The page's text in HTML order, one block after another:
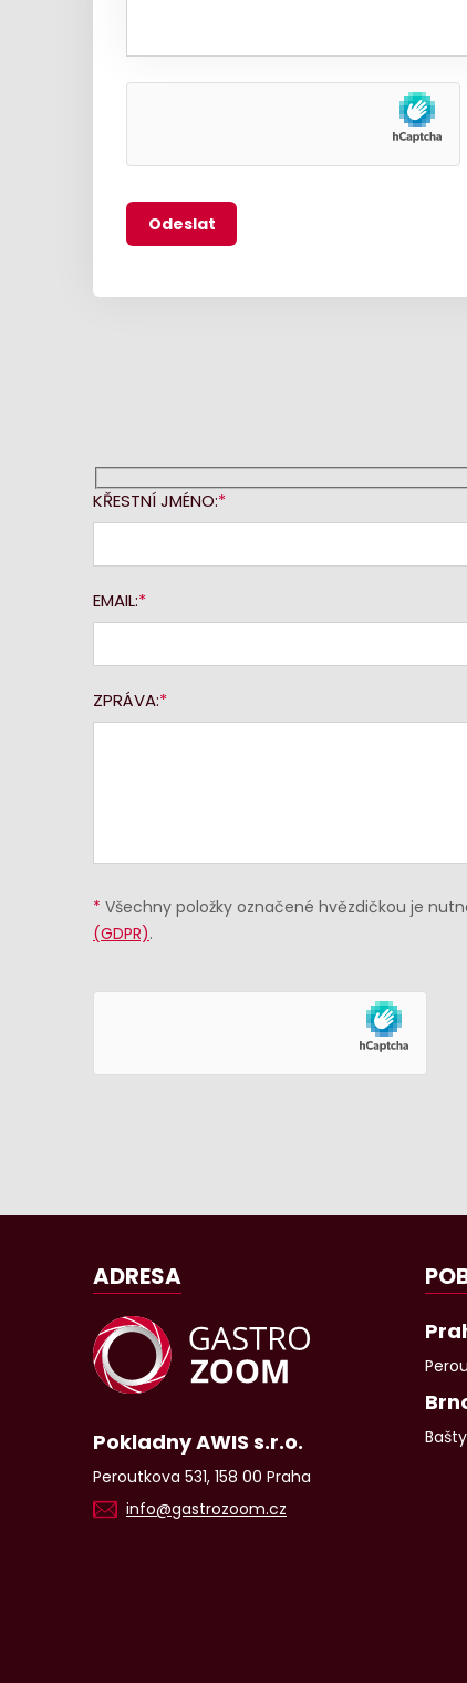
KŘESTNÍ JMÉNO:
EMAIL:
ZPRÁVA:
* Všechny položky označené hvězdičkou je
(GDPR).
ADRESA
Pokladny AWIS s.r.o.
Peroutkova 531, 158 00 Praha
info@gastrozoom.cz